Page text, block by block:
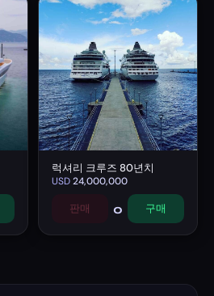
럭셔리 크루즈 80년치
USD24,000,000
판매 0 구매